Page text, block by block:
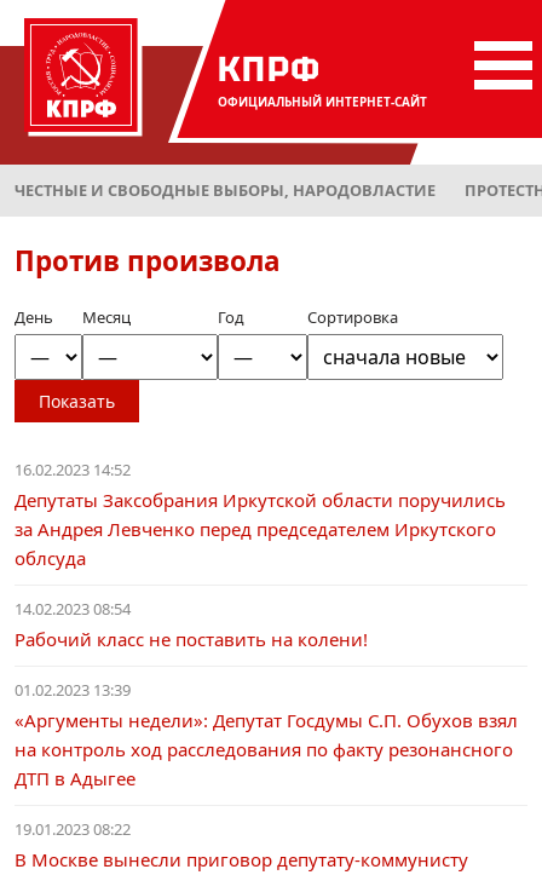
КПРФ
ОФИЦИАЛЬНЫЙ ИНТЕРНЕТ-САЙТ
ЧЕСТНЫЕ И СВОБОДНЫЕ ВЫБОРЫ, НАРОДОВЛАСТИЕ
Против произвола
День Месяц Год Сортировка
Показать
16.02.2023 14:52
Депутаты Заксобрания Иркутской области поручились
за Андрея Левченко перед председателем Иркутского
облсуда
14.02.2023 08:54
Рабочий класс не поставить на колени!
01.02.2023 13:39
«Аргументы недели»: Депутат Госдумы С.П. Обухов взял
на контроль ход расследования по факту резонансного
ДТП в Адыгее
19.01.2023 08:22
В Москве вынесли приговор депутату-коммунисту